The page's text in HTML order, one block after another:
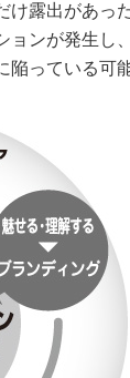
け露出があっ
ョンが発生し
っている可